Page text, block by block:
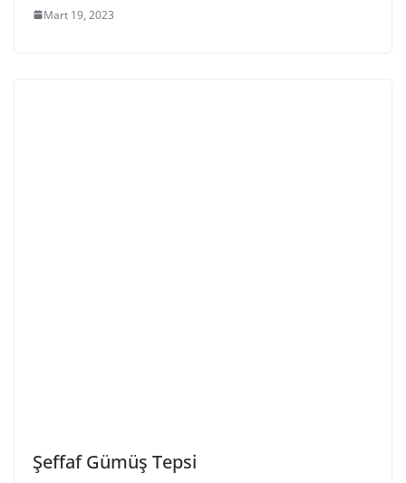
Mart 19, 2023
Şeffaf Gümüş Tepsi